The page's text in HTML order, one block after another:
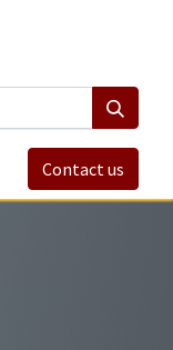
Contact us